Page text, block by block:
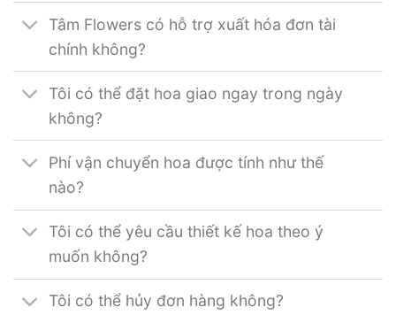
Tâm Flowers có hỗ trợ xuất hóa đơn tài
chính không?
Tôi có thể đặt hoa giao ngay trong ngày
không?
Phí vận chuyển hoa được tính như thế
nào?
Tôi có thể yêu cầu thiết kế hoa theo ý
muốn không?
Tôi có thể hủy đơn hàng không?